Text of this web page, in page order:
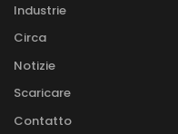
Industrie
Circa
Notizie
Scaricare
Contatto